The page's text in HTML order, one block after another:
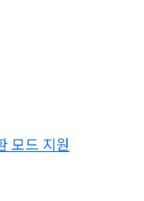
모드 지원